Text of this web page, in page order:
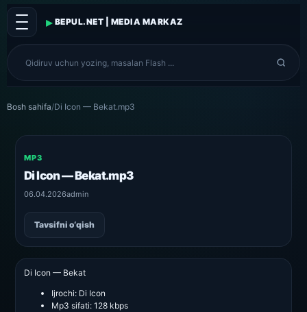
▸ BEPUL.NET | MEDIA MARKAZ
Bosh sahifa/Di Icon — Bekat.mp3
MP3
Di Icon — Bekat.mp3
06.04.2026admin
Tavsifni o‘qish
Di Icon — Bekat
Ijrochi: Di Icon
Mp3 sifati: 128 kbps